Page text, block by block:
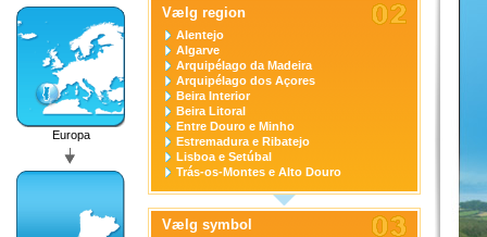
Europa
Vælg region
Alentejo
Algarve
Arquipélago da Madeira
Arquipélago dos Açores
Beira Interior
Beira Litoral
Entre Douro e Minho
Estremadura e Ribatejo
Lisboa e Setúbal
Trás-os-Montes e Alto Douro
Vælg symbol